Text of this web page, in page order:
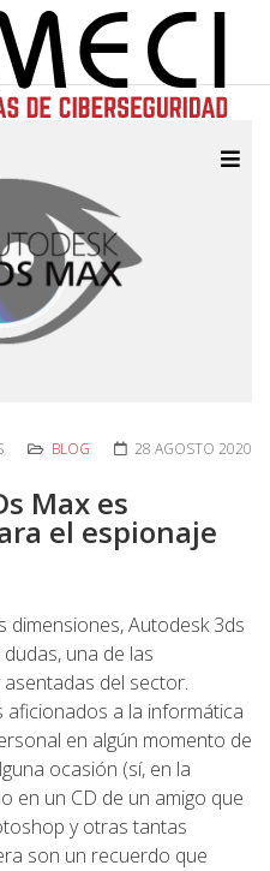
BLOG
28 AGOSTO 2020
Max es
el espionaje
dimensiones, Autodesk 3ds
una de las
del sector.
aficionados a la informática
en algún momento de
ocasión (sí, en la
en un CD de un amigo que
y otras tantas
son un recuerdo que